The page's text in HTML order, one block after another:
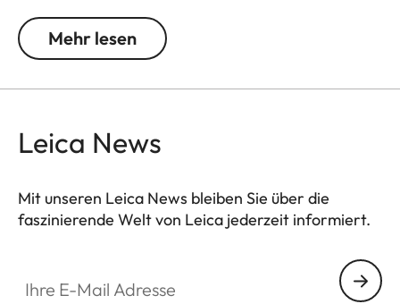
Montage auf einem Stativ.
Mehr lesen
Leica News
Mit unseren Leica News bleiben Sie über die
faszinierende Welt von Leica jederzeit informiert.